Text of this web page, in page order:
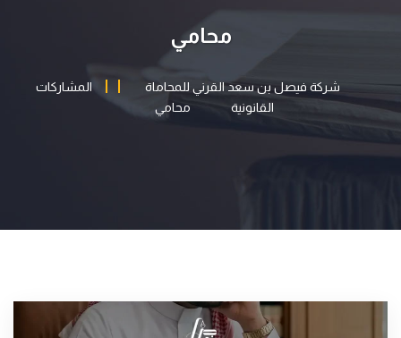
محامي
شركة فيصل بن سعد القرني للمحاماة
المشاركات
القانونية
محامي